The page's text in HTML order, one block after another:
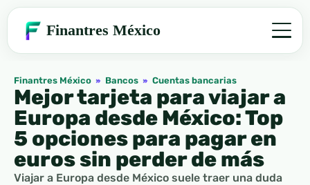
Finantres México
Finantres México » Bancos » Cuentas bancarias
Mejor tarjeta para viajar a
Europa desde México: Top
5 opciones para pagar en
euros sin perder de más
Viajar a Europa desde México suele traer una duda